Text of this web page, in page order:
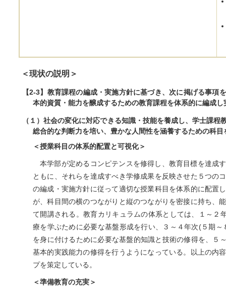
＜現状の説明＞
【2-3】教育課程の編成・実施方針に基づき、次に掲げる事項
本的資質・能力を醸成するための教育課程を体系的に編成
（１）社会の変化に対応できる知識・技能を養成し、学士課
総合的な判断力を培い、豊かな人間性を涵養するための科
＜授業科目の体系的配置と可視化＞
本学部が定めるコンピテンスを修得し、教育目標を達成
ともに、それらを達成すべき学修成果を反映させた５つの
の編成・実施方針に従って適切な授業科目を体系的に配置
が、科目間の横のつながりと縦のつながりを密接に持ち、
て開講される。教育カリキュラムの体系としては、１～２
療を学ぶために必要な基盤形成を行い、３～４年次(５期
を身に付けるために必要な基盤的知識と技術の修得を、５
基本的実践能力の修得を行うようになっている。以上の内
プを策定している。
＜準備教育の充実＞